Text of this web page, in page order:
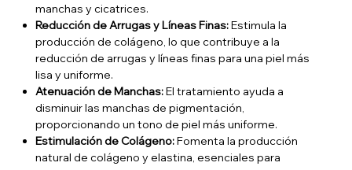
manchas y cicatrices.
Reducción de Arrugas y Líneas Finas:Estimula la
producción de colágeno, lo que contribuye a la
reducción de arrugas y líneas finas para una piel más
lisa y uniforme.
Atenuación de Manchas:El tratamiento ayuda a
disminuir las manchas de pigmentación,
proporcionando un tono de piel más uniforme.
Estimulación de Colágeno:Fomenta la producción
natural de colágeno y elastina, esenciales para